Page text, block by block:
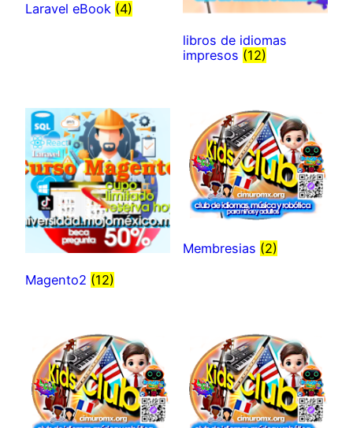
Laravel eBook (4)
libros de idiomas
impresos (12)
Magento2 (12)
Membresias (2)